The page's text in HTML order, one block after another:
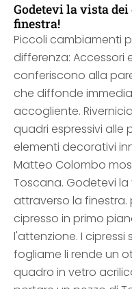
Godetevi la vista
finestra!
Piccoli cambiamenti
differenza: Accessori
conferiscono alla
che diffonde
accogliente.
quadri espressivi
elementi decorativi
Matteo Colombo
Toscana. Godetevi la
attraverso la finestra.
cipresso in primo
l'attenzione. I cipressi
fogliame li rende un
quadro in vetro